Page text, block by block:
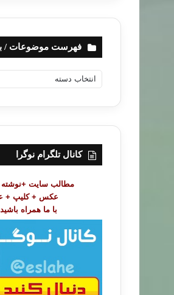
فهرست موضوعات /
ه
ت
ض
کانال تلگرام نوگرا
مطالب سایت +نوشته
عکس + کلیپ +
با ما همراه